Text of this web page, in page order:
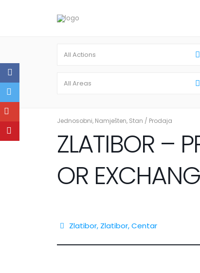
All Actions
All Areas
Jednosobni, Namješten, Stan / Prodaja
ZLATIBOR –
OR
Zlatibor, Zlatibor,Centar